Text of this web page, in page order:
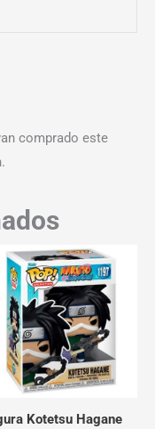
comprado este
Kotetsu Hagane